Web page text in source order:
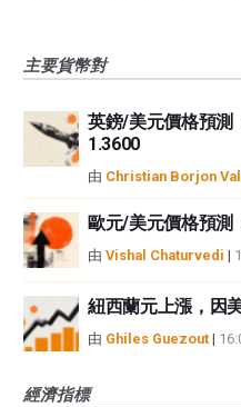
主要貨幣對
英鎊/美元價格預測
1.3600
由 Christian Borjon
歐元/美元價格預測
由 Vishal Chaturvedi |
紐西蘭元上漲，因
由 Ghiles Guezout |
經濟指標